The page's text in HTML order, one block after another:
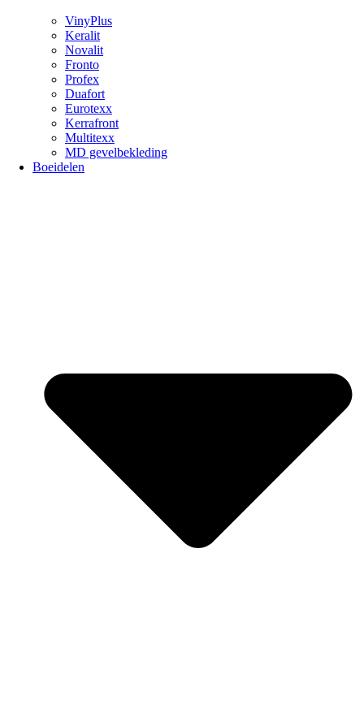
VinyPlus
Keralit
Novalit
Fronto
Profex
Duafort
Eurotexx
Kerrafront
Multitexx
MD gevelbekleding
Boeidelen